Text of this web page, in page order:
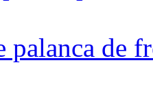
palanca de